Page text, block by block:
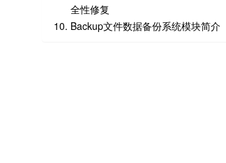
全性修复
Backup文件数据备份系统模块简介